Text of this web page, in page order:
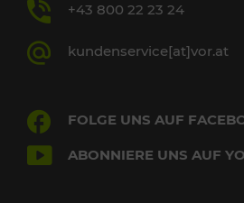
+43 800 22 23 24
kundenservice[at]vor.at
FOLGE UNS AUF
ABONNIERE UNS AUF